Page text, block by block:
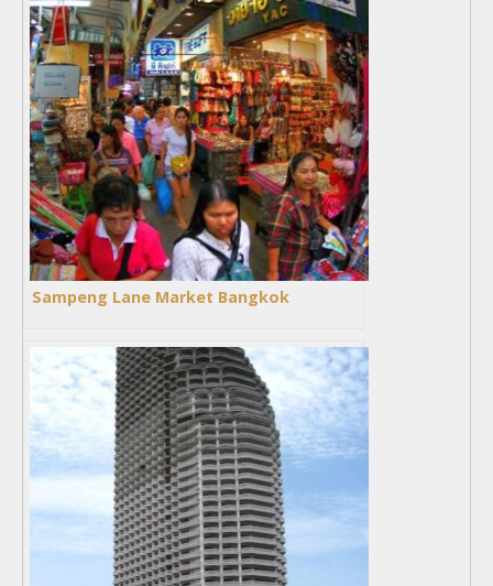
Sampeng Lane Market Bangkok